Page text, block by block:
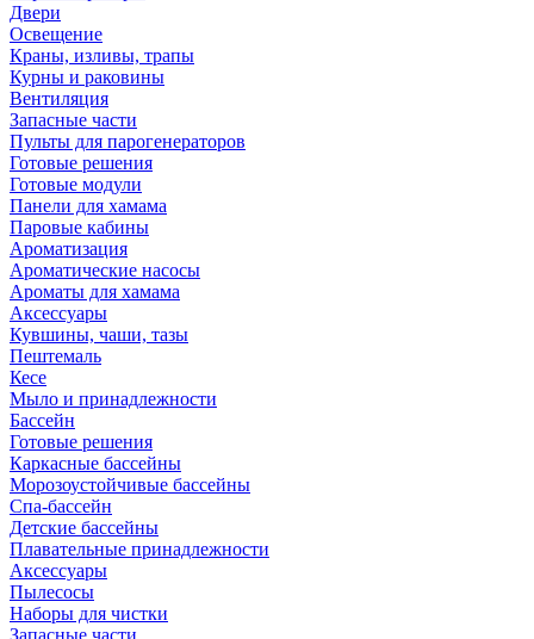
Двери
Освещение
Краны, изливы, трапы
Курны и раковины
Вентиляция
Запасные части
Пульты для парогенераторов
Готовые решения
Готовые модули
Панели для хамама
Паровые кабины
Ароматизация
Ароматические насосы
Ароматы для хамама
Аксессуары
Кувшины, чаши, тазы
Пештемаль
Кесе
Мыло и принадлежности
Бассейн
Готовые решения
Каркасные бассейны
Морозоустойчивые бассейны
Спа-бассейн
Детские бассейны
Плавательные принадлежности
Аксессуары
Пылесосы
Наборы для чистки
Запасные части